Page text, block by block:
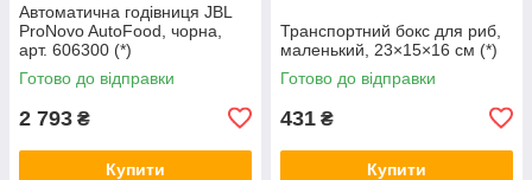
Автоматична годівниця JBL
ProNovo AutoFood, чорна,
арт. 606300 (*)
Готово до відправки
2 793 ₴
Купити
Транспортний бокс для риб,
маленький, 23×15×16 см (*)
Готово до відправки
431 ₴
Купити